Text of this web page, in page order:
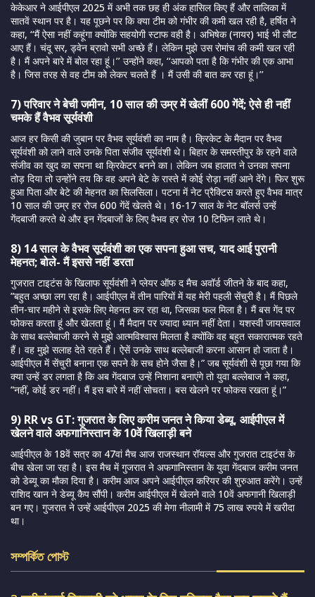
केकेआर ने आईपीएल 2025 में अभी तक छह ही अंक हासिल किए हैं और तालिका में
सातवें स्थान पर है। यह पूछने पर कि क्या टीम को गंभीर की कमी खल रही है, हर्षित ने
कहा, ‘‘मैं ऐसा नहीं कहूंगा क्योंकि सहयोगी स्टाफ वही है। अभिषेक (नायर) भाई भी लौट
आए हैं। चंदू सर, ड्वेन ब्रावो सभी अच्छे हैं। लेकिन मुझे उस रोमांच की कमी खल रही
है। मैं अपने बारे में बोल रहा हूं।’’ उन्होंने कहा, ‘‘आपको पता है कि गंभीर की एक आभा
है। जिस तरह से वह टीम को लेकर चलते हैं । मैं उसी की बात कर रहा हूं।’’
7) परिवार ने बेची जमीन, 10 साल की उम्र में खेलीं 600 गेंदें; ऐसे ही नहीं
चमके हैं वैभव सूर्यवंशी
आज हर किसी की जुबान पर वैभव सूर्यवंशी का नाम है। क्रिकेट के मैदान पर वैभव
सूर्यवंशी को लाने वाले उनके पिता संजीव सूर्यवंशी थे। बिहार के समस्तीपुर के रहने वाले
संजीव का खुद का सपना था क्रिकेटर बनने का। लेकिन जब हालात ने उनका सपना
तोड़ दिया तो उन्होंने तय कि वह अपने बेटे के रास्ते में कोई रोड़ा नहीं आने देंगे। फिर शुरू
हुआ पिता और बेटे की मेहनत का सिलसिला। पटना में नेट प्रैक्टिस करते हुए वैभव मात्र
10 साल की उम्र हर रोज 600 गेंदें खेलते थे। 16-17 साल के नेट बॉलर्स उन्हें
गेंदबाजी करते थे और इन गेंदबाजों के लिए वैभव हर रोज 10 टिफिन लाते थे।
8) 14 साल के वैभव सूर्यवंशी का एक सपना हुआ सच, याद आई पुरानी
मेहनत; बोले- मैं इससे नहीं डरता
गुजरात टाइटंस के खिलाफ सूर्यवंशी ने प्लेयर ऑफ द मैच अवॉर्ड जीतने के बाद कहा,
”बहुत अच्छा लग रहा है। आईपीएल में तीन पारियों में यह मेरी पहली सेंचुरी है। मैं पिछले
तीन-चार महीने से इसके लिए मेहनत कर रहा था, जिसका फल मिला है। मैं बस गेंद पर
फोकस करता हूं और खेलता हूं। मैं मैदान पर ज्यादा ध्यान नहीं देता। यशस्वी जायसवाल
के साथ बल्लेबाजी करने से मुझे आत्मविश्वास मिलता है क्योंकि वह बहुत सकारात्मक रहते
हैं। वह मुझे सलाह देते रहते हैं। ऐसें उनके साथ बल्लेबाजी करना आसान हो जाता है।
आईपीएल में सेंचुरी बनाना एक सपने के सच होने जैसा है।” जब सूर्यवंशी से पूछा गया कि
क्या उन्हें डर लगता है कि अब गेंदबाज उन्हें निशाना बनाएंगे तो युवा बल्लेबाज ने कहा,
”नहीं, कोई डर नहीं। मैं इस बारे में नहीं सोचता। बस खेलने पर फोकस रखता हूं।”
9) RR vs GT: गुजरात के लिए करीम जनत ने किया डेब्यू, आईपीएल में
खेलने वाले अफगानिस्तान के 10वें खिलाड़ी बने
आईपीएल के 18वें सत्र का 47वां मैच आज राजस्थान रॉयल्स और गुजरात टाइटंस के
बीच खेला जा रहा है। इस मैच में गुजरात ने अफगानिस्तान के युवा गेंदबाज करीम जनत
को डेब्यू का मौका दिया है। करीम आज अपने आईपीएल करियर की शुरुआत करेंगे। उन्हें
राशिद खान ने डेब्यू कैप सौंपी। करीम आईपीएल में खेलने वाले 10वें अफगानी खिलाड़ी
बन गए। गुजरात ने उन्हें आईपीएल 2025 की मेगा नीलामी में 75 लाख रुपये में खरीदा
था।
সম্পর্কিত পোস্ট